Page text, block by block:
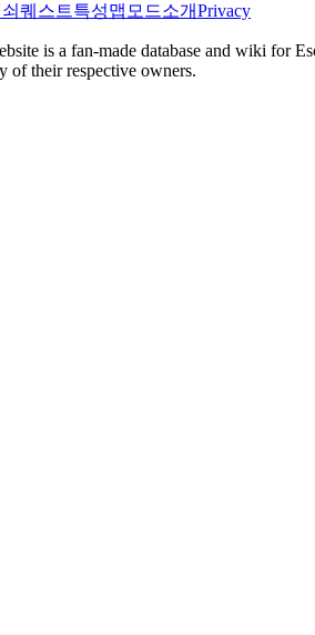
퀘스트특성맵 모드소개Privacy
is a fan-made database and wiki for
of their respective owners.